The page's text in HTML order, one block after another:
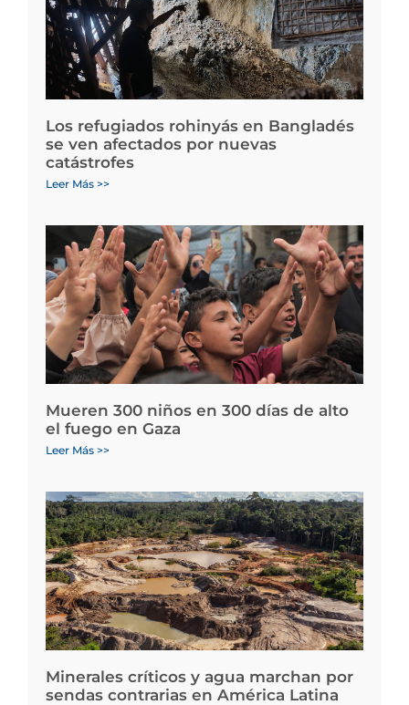
Los refugiados rohinyás en Bangladés
se ven afectados por nuevas
catástrofes
Leer Más >>
Mueren 300 niños en 300 días de alto
el fuego en Gaza
Leer Más >>
Minerales críticos y agua marchan por
sendas contrarias en América Latina